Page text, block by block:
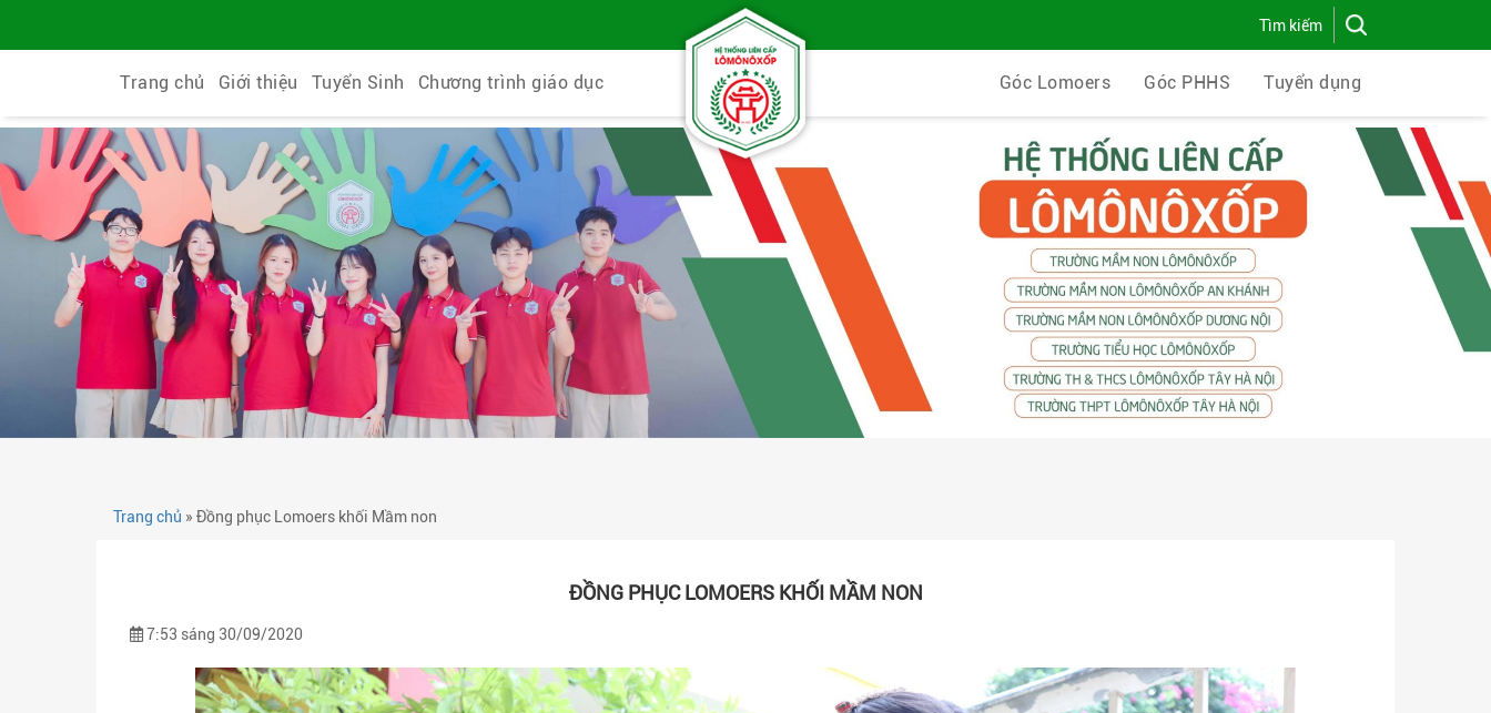
Trang chủ Giới thiệu Tuyển Sinh Chương trình giáo dục Góc Lomoers Góc PHHS Tuyển dụng
Trang chủ » Đồng phục Lomoers khối Mầm non
ĐỒNG PHỤC LOMOERS KHỐI MẦM NON
7:53 sáng 30/09/2020